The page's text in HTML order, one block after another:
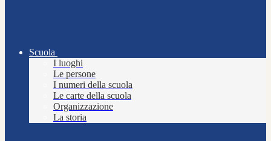
Scuola
I luoghi
Le persone
I numeri della scuola
Le carte della scuola
Organizzazione
La storia